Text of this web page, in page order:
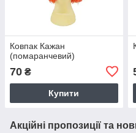
Ковпак Кажан
(помаранчевий)
70 ₴
Купити
Акційні пропозиції та